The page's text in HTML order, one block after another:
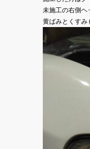
未施工の右側ヘ
黄ばみとくすみ